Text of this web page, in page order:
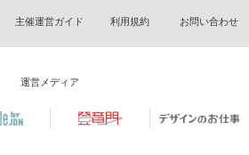
主催運営ガイド 利用規約 お問い合わせ
運営メディア